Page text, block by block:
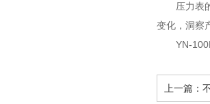
压力表
变化，洞察
YN-
上一篇：